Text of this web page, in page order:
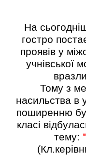
На
гостро
проявів у
учнівської
Тому з
насильства в
поширенню
класі
тему: